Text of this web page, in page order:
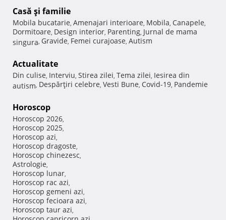
Casă şi familie
Mobila bucatarie, Amenajari interioare, Mobila, Canapele,
Dormitoare, Design interior, Parenting, Jurnal de mama
singura, Gravide, Femei curajoase, Autism
Actualitate
Din culise, Interviu, Stirea zilei, Tema zilei, Iesirea din
autism, Despărţiri celebre, Vesti Bune, Covid-19, Pandemie
Horoscop
Horoscop 2026,
Horoscop 2025,
Horoscop azi,
Horoscop dragoste,
Horoscop chinezesc,
Astrologie,
Horoscop lunar,
Horoscop rac azi,
Horoscop gemeni azi,
Horoscop fecioara azi,
Horoscop taur azi,